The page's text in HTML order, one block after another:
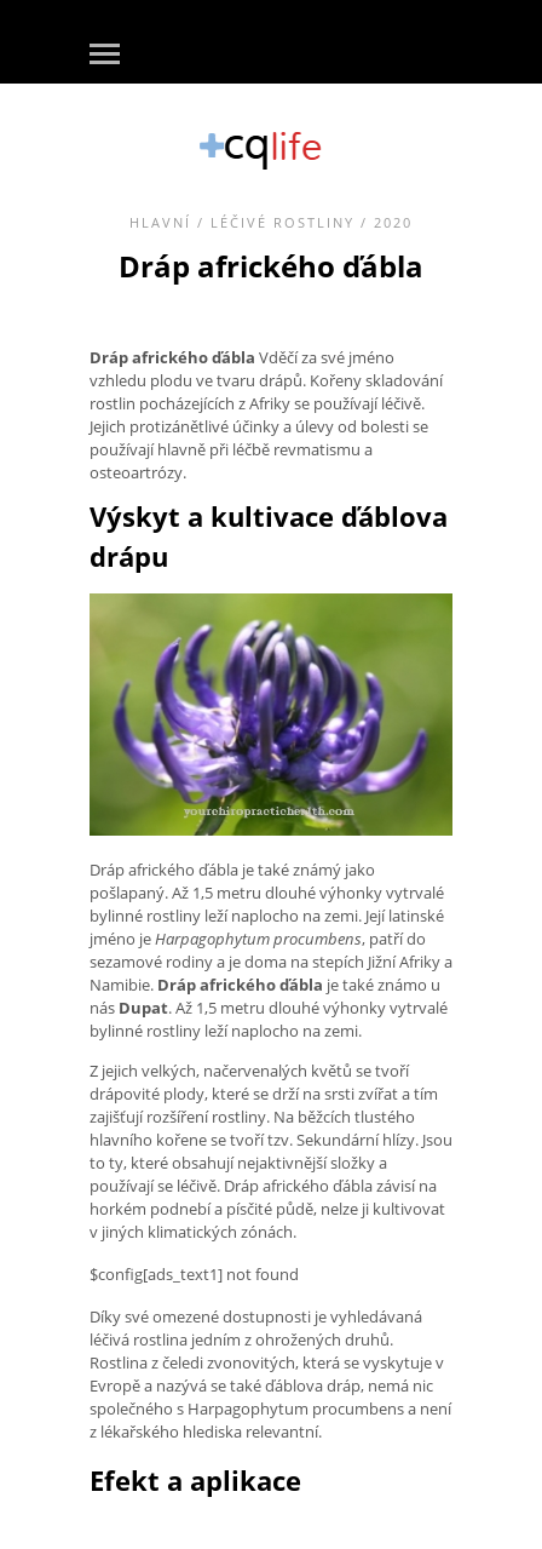
HLAVNÍ / LÉČIVÉ ROSTLINY / 2020
Dráp afrického ďábla
Dráp afrického ďábla Vděčí za své jméno
vzhledu plodu ve tvaru drápů. Kořeny skladování
rostlin pocházejících z Afriky se používají léčivě.
Jejich protizánětlivé účinky a úlevy od bolesti se
používají hlavně při léčbě revmatismu a
osteoartrózy.
Výskyt a kultivace ďáblova
drápu
Dráp afrického ďábla je také známý jako
pošlapaný. Až 1,5 metru dlouhé výhonky vytrvalé
bylinné rostliny leží naplocho na zemi. Její latinské
jméno jeHarpagophytum procumbens, patří do
sezamové rodiny a je doma na stepích Jižní Afriky a
Namibie. Dráp afrického ďábla je také známo u
nás Dupat. Až 1,5 metru dlouhé výhonky vytrvalé
bylinné rostliny leží naplocho na zemi.
Z jejich velkých, načervenalých květů se tvoří
drápovité plody, které se drží na srsti zvířat a tím
zajišťují rozšíření rostliny. Na běžcích tlustého
hlavního kořene se tvoří tzv. Sekundární hlízy. Jsou
to ty, které obsahují nejaktivnější složky a
používají se léčivě. Dráp afrického ďábla závisí na
horkém podnebí a písčité půdě, nelze ji kultivovat
v jiných klimatických zónách.
$config[ads_text1] not found
Díky své omezené dostupnosti je vyhledávaná
léčivá rostlina jedním z ohrožených druhů.
Rostlina z čeledi zvonovitých, která se vyskytuje v
Evropě a nazývá se také ďáblova dráp, nemá nic
společného s Harpagophytum procumbens a není
z lékařského hlediska relevantní.
Efekt a aplikace